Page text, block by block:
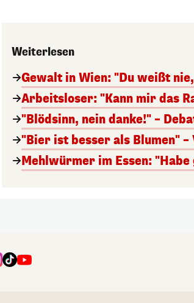
Weiterlesen
Gewalt in Wien: "Du weißt
Arbeitsloser: "Kann mir das
"Blödsinn, nein danke!" –
"Bier ist besser als Blumen"
Mehlwürmer im Essen: